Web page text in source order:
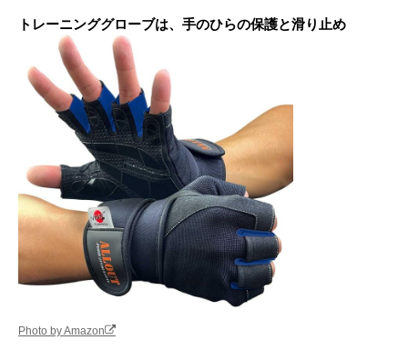
トレーニンググローブは、手のひらの保護と滑り止め
Photo by Amazon